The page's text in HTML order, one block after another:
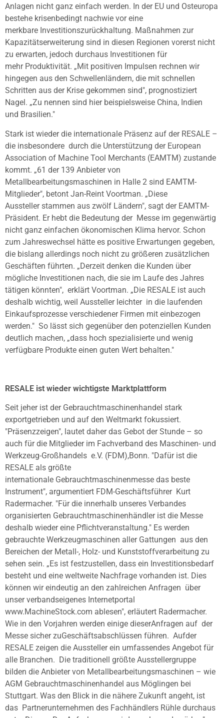
Anlagen nicht ganz einfach werden. In der EU und Osteuropa
bestehe krisenbedingt nachwie vor eine
merkbare Investitionszurückhaltung. Maßnahmen zur
Kapazitätserweiterung sind in diesen Regionen vorerst nicht
zu erwarten, jedoch durchaus Investitionen für
mehr Produktivität. „Mit positiven Impulsen rechnen wir
hingegen aus den Schwellenländern, die mit schnellen
Schritten aus der Krise gekommen sind", prognostiziert
Nagel. „Zu nennen sind hier beispielsweise China, Indien
und Brasilien."
Stark ist wieder die internationale Präsenz auf der RESALE –
die insbesondere durch die Unterstützung der European
Association of Machine Tool Merchants (EAMTM) zustande
kommt. „61 der 139 Anbieter von
Metallbearbeitungsmaschinen in Halle 2 sind EAMTM-
Mitglieder", betont Jan-Reint Voortman. „Diese
Aussteller stammen aus zwölf Ländern", sagt der EAMTM-
Präsident. Er hebt die Bedeutung der Messe im gegenwärtig
nicht ganz einfachen ökonomischen Klima hervor. Schon
zum Jahreswechsel hätte es positive Erwartungen gegeben,
die bislang allerdings noch nicht zu größeren zusätzlichen
Geschäften führten. „Derzeit denken die Kunden über
mögliche Investitionen nach, die sie im Laufe des Jahres
tätigen könnten", erklärt Voortman. „Die RESALE ist auch
deshalb wichtig, weil Aussteller leichter in die laufenden
Einkaufsprozesse verschiedener Firmen mit einbezogen
werden." So lässt sich gegenüber den potenziellen Kunden
deutlich machen, „dass hoch spezialisierte und wenig
verfügbare Produkte einen guten Wert behalten."
RESALE ist wieder wichtigste Marktplattform
Seit jeher ist der Gebrauchtmaschinenhandel stark
exportgetrieben und auf den Weltmarkt fokussiert.
"Präsenzzeigen", lautet daher das Gebot der Stunde – so
auch für die Mitglieder im Fachverband des Maschinen- und
Werkzeug-Großhandels e.V. (FDM),Bonn. "Dafür ist die
RESALE als größte
internationale Gebrauchtmaschinenmesse das beste
Instrument", argumentiert FDM-Geschäftsführer Kurt
Radermacher. "Für die innerhalb unseres Verbandes
organisierten Gebrauchtmaschinenhändler ist die Messe
deshalb wieder eine Pflichtveranstaltung." Es werden
gebrauchte Werkzeugmaschinen aller Gattungen aus den
Bereichen der Metall-, Holz- und Kunststoffverarbeitung zu
sehen sein. „Es ist festzustellen, dass ein Investitionsbedarf
besteht und eine weltweite Nachfrage vorhanden ist. Dies
können wir eindeutig an den zahlreichen Anfragen über
unser verbandseigenes Internetportal
www.MachineStock.com ablesen", erläutert Radermacher.
Wie in den Vorjahren werden einige dieserAnfragen auf der
Messe sicher zuGeschäftsabschlüssen führen. Aufder
RESALE zeigen die Aussteller ein umfassendes Angebot für
alle Branchen. Die traditionell größte Ausstellergruppe
bilden die Anbieter von Metallbearbeitungsmaschinen – wie
AGM Gebrauchtmaschinenhandel aus Möglingen bei
Stuttgart. Was den Blick in die nähere Zukunft angeht, ist
das Partnerunternehmen des Fachhändlers Rühle durchaus